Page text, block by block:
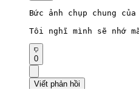
Bức ảnh chụp chung
Tôi nghĩ mình sẽ nhớ
0
Viết phản hồi